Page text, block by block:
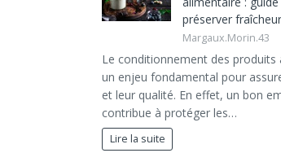
préserver
Margaux.Morin.43
Le conditionnement des produits
un enjeu fondamental pour
et leur qualité. En effet, un bon
contribue à protéger les…
Lire la suite